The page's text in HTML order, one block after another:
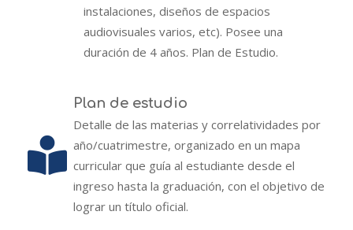
instalaciones, diseños de espacios
audiovisuales varios, etc). Posee una
duración de 4 años. Plan de Estudio.
Plan de estudio
Detalle de las materias y correlatividades por
año/cuatrimestre, organizado en un mapa
curricular que guía al estudiante desde el
ingreso hasta la graduación, con el objetivo de
lograr un título oficial.